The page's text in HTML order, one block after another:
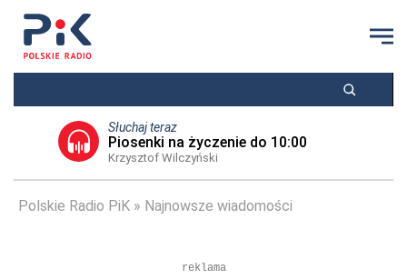
Słuchaj teraz
Piosenki na życzenie do 10:00
Krzysztof Wilczyński
Polskie Radio PiK Najnowsze wiadomości
reklama